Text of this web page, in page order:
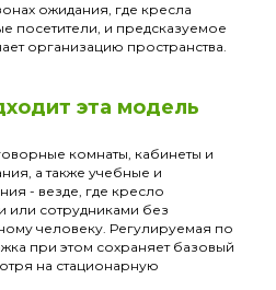
ожидания, где кресла
посетители, и предсказуемое
организацию пространства.
эта модель
комнаты, кабинеты и
а также учебные и
- везде, где кресло
или сотрудниками без
человеку. Регулируемая по
при этом сохраняет базовый
на стационарную